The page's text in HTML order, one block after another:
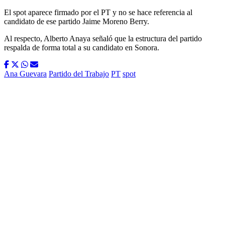
El spot aparece firmado por el PT y no se hace referencia al
candidato de ese partido Jaime Moreno Berry.
Al respecto, Alberto Anaya señaló que la estructura del partido
respalda de forma total a su candidato en Sonora.
Ana Guevara Partido del Trabajo PT spot